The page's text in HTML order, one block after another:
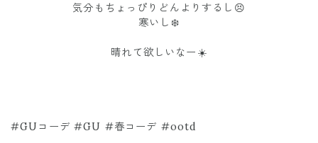
気分もちょっぴりどんよりするし😣
寒いし❄️
晴れて欲しいなー☀️
#GUコーデ #GU #春コーデ #ootd